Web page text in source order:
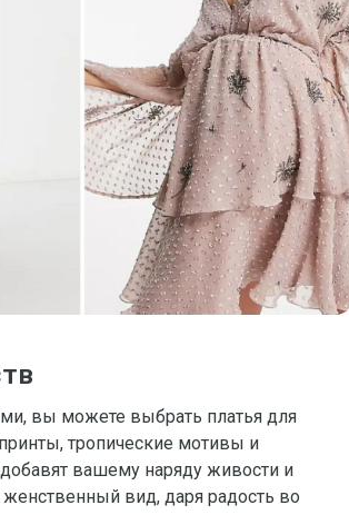
вы можете выбрать платья для
тропические мотивы и
вашему наряду живости и
вид, даря радость во